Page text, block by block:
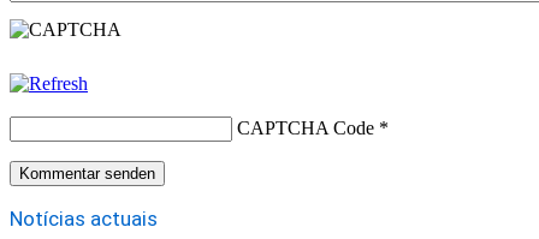
CAPTCHA Code *
Notícias actuais